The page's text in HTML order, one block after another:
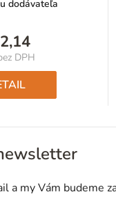
dodávateľa
DPH
Jednotková
cena:
a my Vám budeme